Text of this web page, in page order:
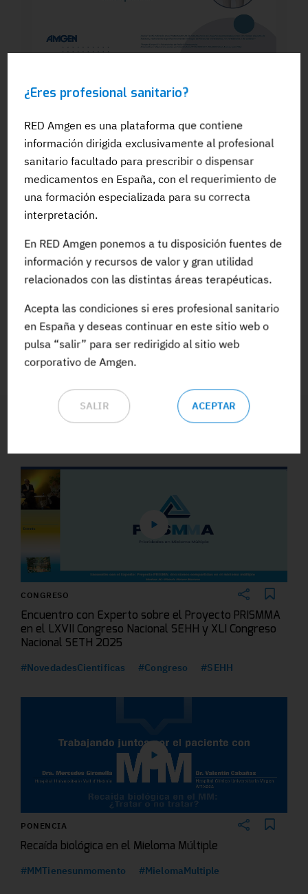
¿Eres profesional sanitario?
RED Amgen es una plataforma que contiene
información dirigida exclusivamente al profesional
sanitario facultado para prescribir o dispensar
medicamentos en España, con el requerimiento de
una formación especializada para su correcta
interpretación.
En RED Amgen ponemos a tu disposición fuentes de
información y recursos de valor y gran utilidad
relacionados con las distintas áreas terapéuticas.
Acepta las condiciones si eres profesional sanitario
en España y deseas continuar en este sitio web o
pulsa “salir” para ser redirigido al sitio web
corporativo de Amgen.
SALIR ACEPTAR
Dra. Silvia González: El papel del
pacientes en tratamiento para la OP: Qué
es la osteoporosis
ACCEDE A TODA LA FORMACIÓN
CONGRESO
Encuentro con Experto sobre el Proyecto PRISMMA
en el LXVII Congreso Nacional SEHH y XLI Congreso
Nacional SETH 2025
#NovedadesCientificas #Congreso #SEHH
PONENCIA
Recaída biológica en el Mieloma Múltiple
#MMTienesunmomento #MielomaMultiple